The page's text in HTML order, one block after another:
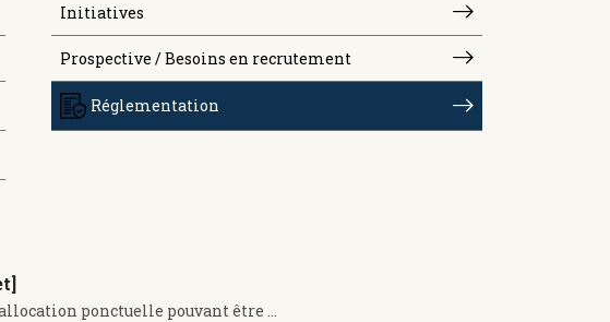
Initiatives
Prospective / Besoins en recrutement
Réglementation
ponctuelle pouvant être ...